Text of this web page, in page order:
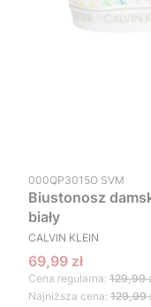
Kod produktu
000QP3015O SVM
Biustonosz
biały
PRODUCENT
CALVIN KLEIN
Cena promocyjna
69,99 zł
Cena regularna: 129,99
Najniższa cena: 129,99